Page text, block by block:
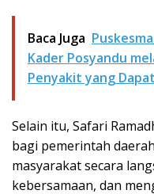
Baca Juga
Kader Posyandu
Penyakit yang
Selain itu, Safari
bagi pemerintah
masyarakat secara
kebersamaan, dan